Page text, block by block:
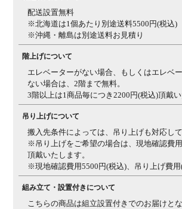
配送設置無料
※北海道は1個あたり別途送料5500円(税込)
※沖縄・離島は別途送料お見積り
階上げについて
エレベーターがない場合、もしくはエレベ
ない場合は、2階まで無料。
3階以上は1商品毎につき2200円(税込)頂戴い
吊り上げについて
搬入先条件によっては、吊り上げも対応して
※吊り上げをご希望の場合は、現地確認費
頂戴いたします。
※現地確認費用5500円(税込)、吊り上げ費
組み立て・設置付きについて
こちらの商品は組立設置付きでのお届けとな